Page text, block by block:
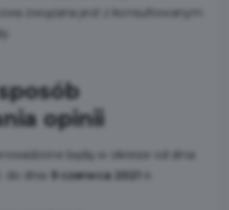
związana jest z konsultowanym
opinii
będą w okresie od dnia
do dnia 9 czerwca 2021 r.